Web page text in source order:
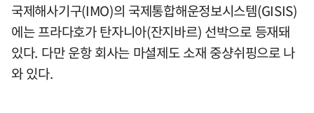
국제해사기구(IMO)의 국제통합해운정보시스템(GISIS)
에는 프라다호가 탄자니아(잔지바르) 선박으로 등재돼
있다. 다만 운항 회사는 마셜제도 소재 중샹쉬핑으로 나
와 있다.